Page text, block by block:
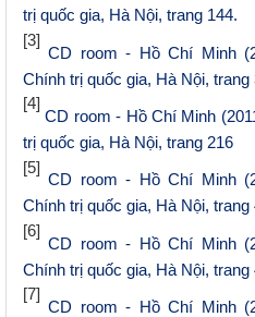
trị quốc gia, Hà Nội, trang 144.
[3]
CD room - HồChí Minh
Chính trị quốc gia, Hà Nội, trang
[4]
CD room - HồChí Minh
trị quốc gia, Hà Nội, trang 216
[5]
CD room - HồChí Minh
Chính trị quốc gia, Hà Nội, trang
[6]
CD room - HồChí Minh
Chính trị quốc gia, Hà Nội, trang
[7]
CD room - HồChí Minh